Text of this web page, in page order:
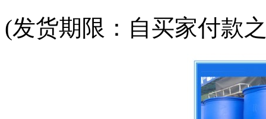
(发货期限：自买家付款